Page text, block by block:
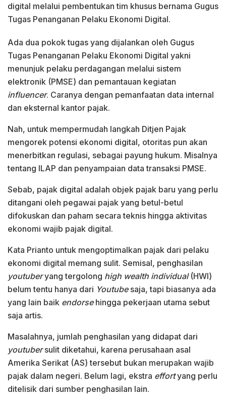
digital melalui pembentukan tim khusus bernama Gugus
Tugas Penanganan Pelaku Ekonomi Digital.
Ada dua pokok tugas yang dijalankan oleh Gugus
Tugas Penanganan Pelaku Ekonomi Digital yakni
menunjuk pelaku perdagangan melalui sistem
elektronik (PMSE) dan pemantauan kegiatan
influencer. Caranya dengan pemanfaatan data internal
dan eksternal kantor pajak.
Nah, untuk mempermudah langkah Ditjen Pajak
mengorek potensi ekonomi digital, otoritas pun akan
menerbitkan regulasi, sebagai payung hukum. Misalnya
tentang ILAP dan penyampaian data transaksi PMSE.
Sebab, pajak digital adalah objek pajak baru yang perlu
ditangani oleh pegawai pajak yang betul-betul
difokuskan dan paham secara teknis hingga aktivitas
ekonomi wajib pajak digital.
Kata Prianto untuk mengoptimalkan pajak dari pelaku
ekonomi digital memang sulit. Semisal, penghasilan
youtuberyang tergolong high wealth individual(HWI)
belum tentu hanya dari Youtube saja, tapi biasanya ada
yang lain baik endorse hingga pekerjaan utama sebut
saja artis.
Masalahnya, jumlah penghasilan yang didapat dari
youtubersulit diketahui, karena perusahaan asal
Amerika Serikat (AS) tersebut bukan merupakan wajib
pajak dalam negeri. Belum lagi, ekstra effortyang perlu
ditelisik dari sumber penghasilan lain.